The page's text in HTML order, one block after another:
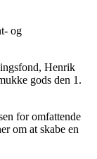
og
Henrik
gods den 1.
for omfattende
om at skabe en